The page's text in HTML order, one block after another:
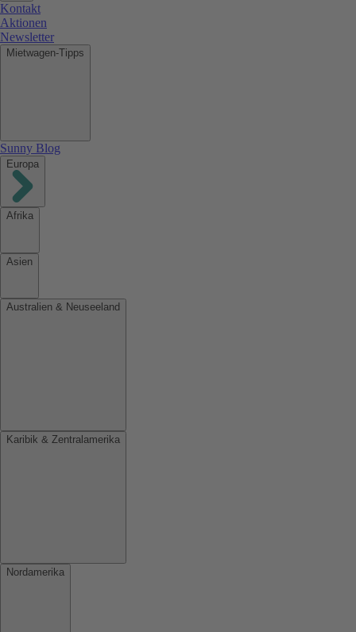
Kontakt
Aktionen
Newsletter
Mietwagen-Tipps
Sunny Blog
Europa
Afrika
Asien
Australien & Neuseeland
Karibik & Zentralamerika
Nordamerika